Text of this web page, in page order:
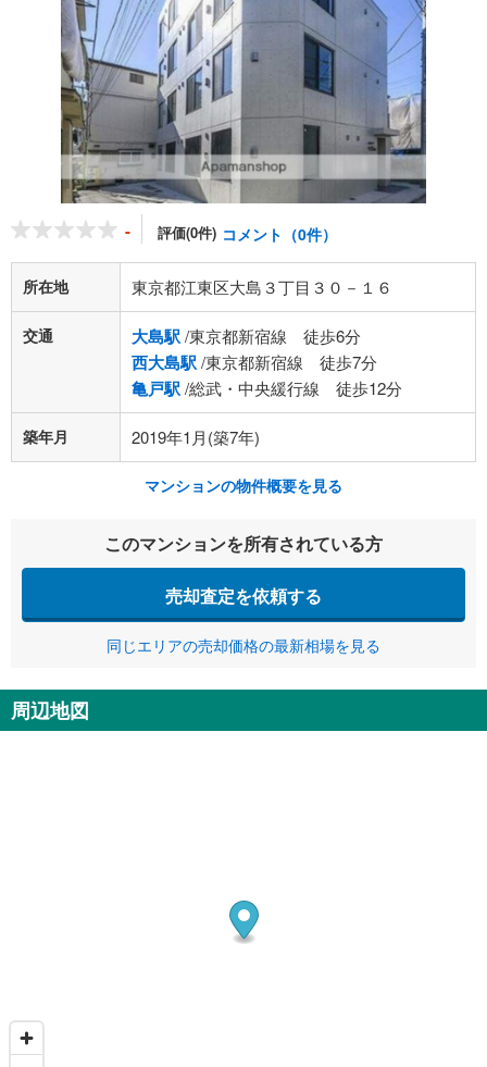
- 評価(0件) コメント（0件）
所在地 東京都江東区大島３丁目３０－１６
交通 大島駅/東京都新宿線 徒歩6分
西大島駅/東京都新宿線 徒歩7分
亀戸駅/総武・中央緩行線 徒歩12分
築年月 2019年1月(築7年)
マンションの物件概要を見る
このマンションを所有されている方
売却査定を依頼する
同じエリアの売却価格の最新相場を見る
周辺地図